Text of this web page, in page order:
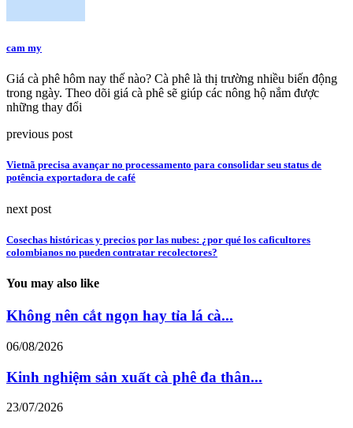
cam my
Giá cà phê hôm nay thế nào? Cà phê là thị trường nhiều biến động
trong ngày. Theo dõi giá cà phê sẽ giúp các nông hộ nắm được
những thay đổi
previous post
Vietnã precisa avançar no processamento para consolidar seu status de
potência exportadora de café
next post
Cosechas históricas y precios por las nubes: ¿por qué los caficultores
colombianos no pueden contratar recolectores?
You may also like
Không nên cắt ngọn hay tỉa lá cà...
06/08/2026
Kinh nghiệm sản xuất cà phê đa thân...
23/07/2026